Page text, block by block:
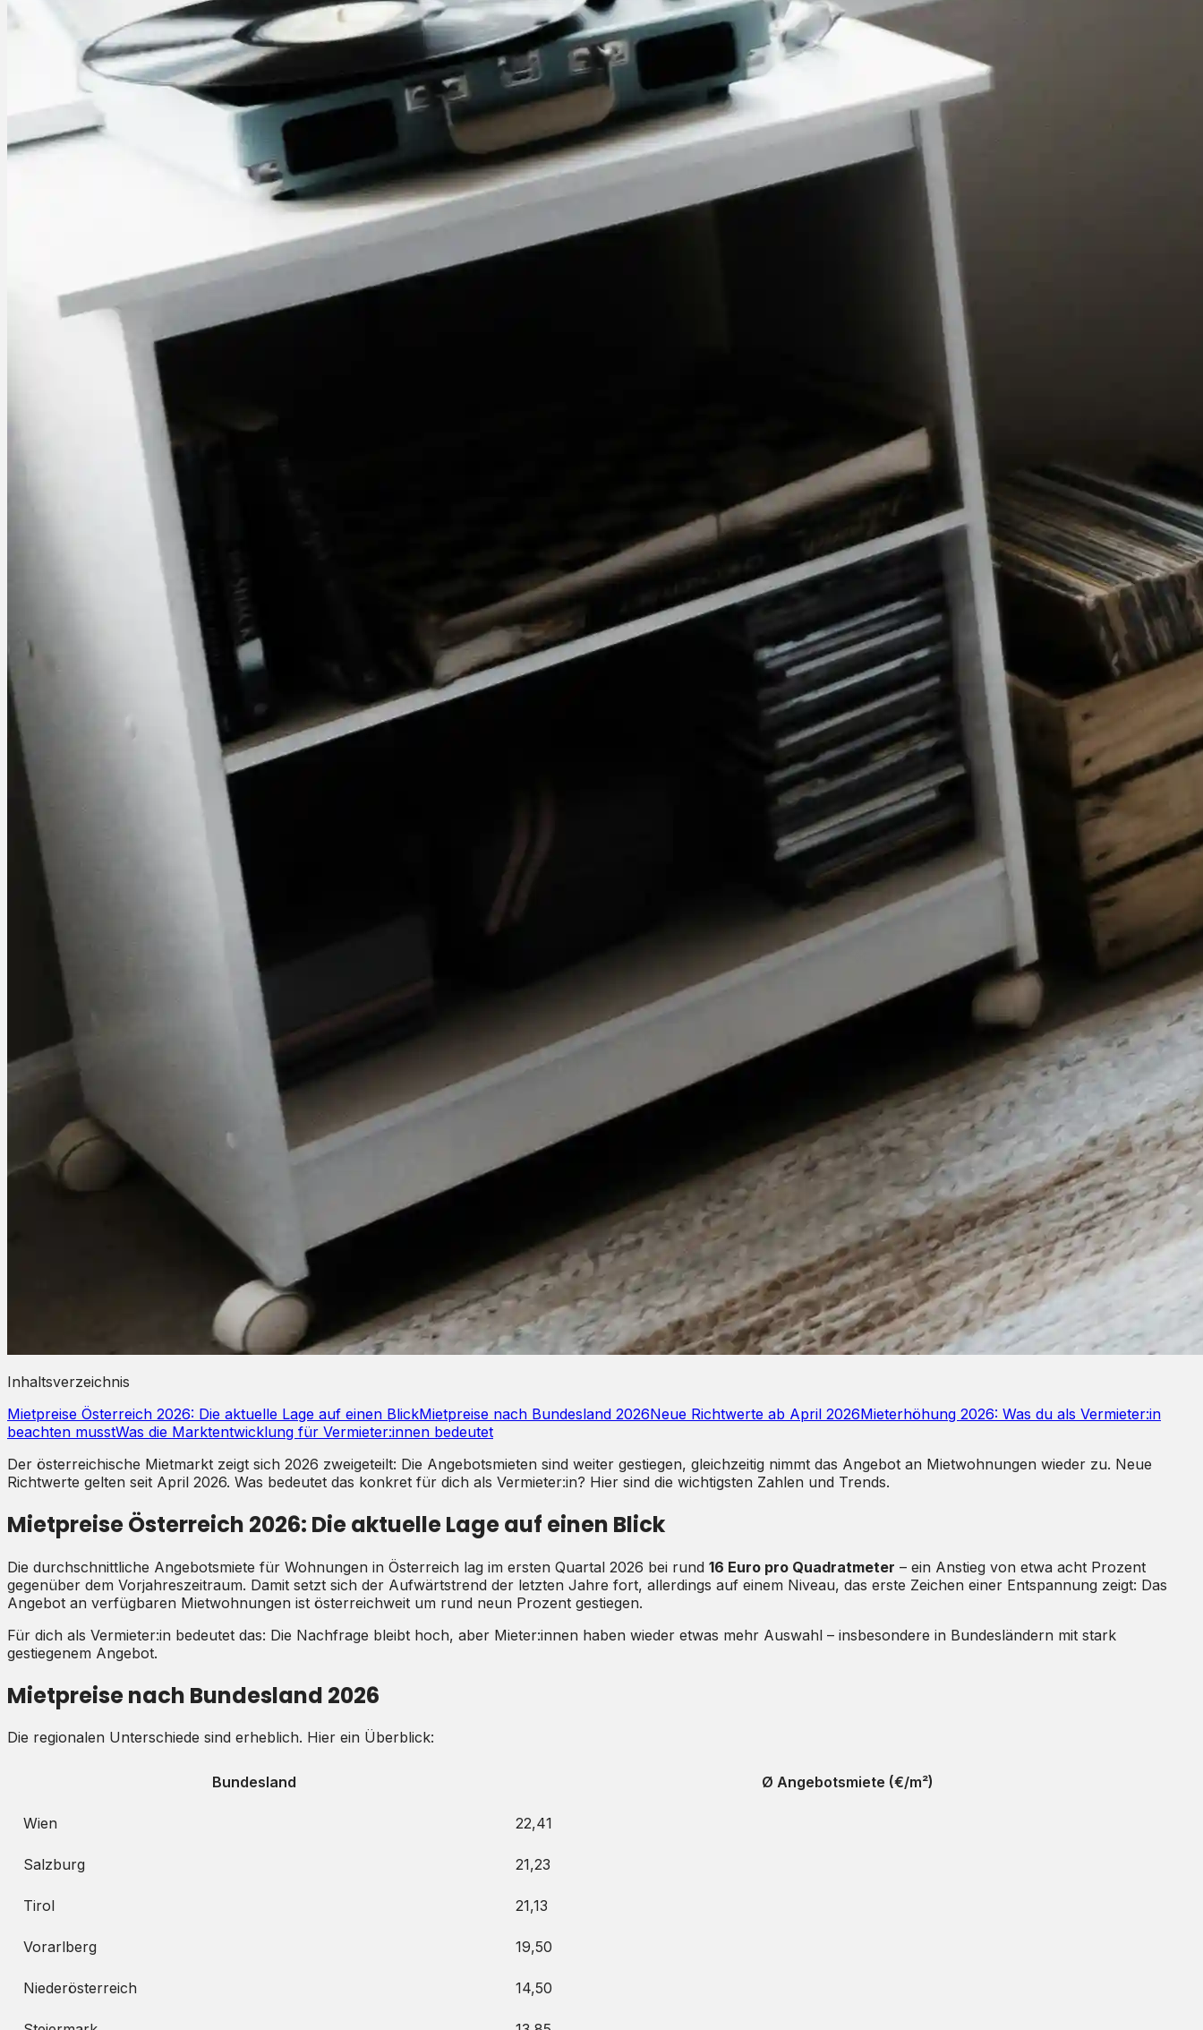
Inhaltsverzeichnis
Mietpreise Österreich 2026: Die aktuelle Lage auf einen BlickMietpreise nach Bundesland 2026Neue Richtwerte ab April 2026Mieterhöhung 2026: Was du als Vermieter:in
beachten musstWas die Marktentwicklung für Vermieter:innen bedeutet
Der österreichische Mietmarkt zeigt sich 2026 zweigeteilt: Die Angebotsmieten sind weiter gestiegen, gleichzeitig nimmt das Angebot an Mietwohnungen wieder zu. Neue
Richtwerte gelten seit April 2026. Was bedeutet das konkret für dich als Vermieter:in? Hier sind die wichtigsten Zahlen und Trends.
Mietpreise Österreich 2026: Die aktuelle Lage auf einen Blick
Die durchschnittliche Angebotsmiete für Wohnungen in Österreich lag im ersten Quartal 2026 bei rund 16 Euro pro Quadratmeter – ein Anstieg von etwa acht Prozent
gegenüber dem Vorjahreszeitraum. Damit setzt sich der Aufwärtstrend der letzten Jahre fort, allerdings auf einem Niveau, das erste Zeichen einer Entspannung zeigt: Das
Angebot an verfügbaren Mietwohnungen ist österreichweit um rund neun Prozent gestiegen.
Für dich als Vermieter:in bedeutet das: Die Nachfrage bleibt hoch, aber Mieter:innen haben wieder etwas mehr Auswahl – insbesondere in Bundesländern mit stark
gestiegenem Angebot.
Mietpreise nach Bundesland 2026
Die regionalen Unterschiede sind erheblich. Hier ein Überblick:
Bundesland Ø Angebotsmiete (€/m²)
Wien 22,41
Salzburg 21,23
Tirol 21,13
Vorarlberg 19,50
Niederösterreich 14,50